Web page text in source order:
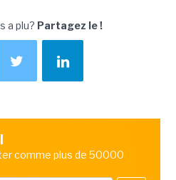
a plu? Partagez le !
comme plus de 50000